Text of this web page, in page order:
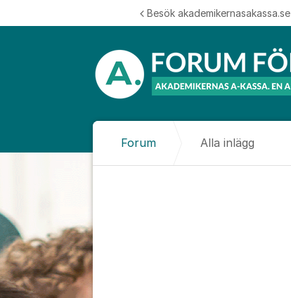
Besök akademikernasakassa.se
Forum Alla inlägg